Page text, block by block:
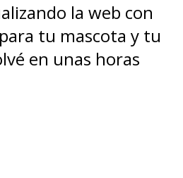
la web con
tu mascota y tu
en unas horas